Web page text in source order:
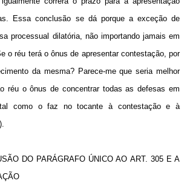
Essa conclusão se dá porque a exceção de
processual dilatória, não importando jamais em
o réu terá o ônus de apresentar contestação, por
da mesma? Parece-me que seria melhor
réu o ônus de concentrar todas as defesas em
tal como o faz no tocante à contestação e à
DO PARÁGRAFO ÚNICO AO ART. 305 E A